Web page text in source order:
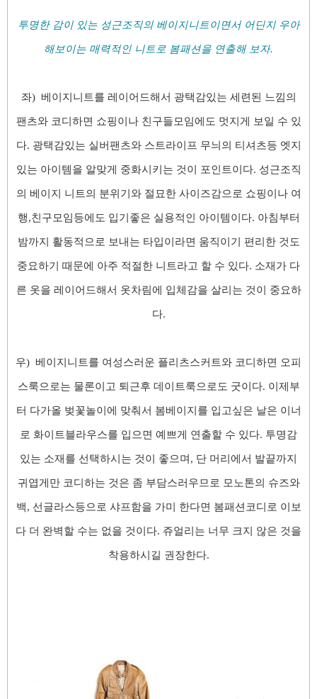
투명한 감이 있는 성근조직의 베이지니트이면서 어딘지 우아
해보이는 매력적인 니트로 봄패션을 연출해 보자.
좌) 베이지니트를 레이어드해서 광택감있는 세련된 느낌의
팬츠와 코디하면 쇼핑이나 친구들모임에도 멋지게 보일 수 있
다. 광택감있는 실버팬츠와 스트라이프 무늬의 티셔츠등 엣지
있는 아이템을 알맞게 중화시키는 것이 포인트이 다. 성근조직
의 베이지 니트의 분위기와 절묘한 사이즈감으로 쇼핑이나 여
행,친구모임등에도 입기좋은 실용적인 아이템이 다. 아침부터
밤까지 활동적으로 보내는 타입이라면 움직이기 편리한 것도
중요하기 때문에 아주 적절한 니트라고 할 수 있다. 소재가 다
른 옷을 레이어드해서 옷차림에 입체감을 살리는 것이 중요하
다.
우) 베이지니트를 여성스러운 플리츠스커트와 코디하면 오피
스룩으로는 물론이고 퇴근후 데이트룩으로도 굿이 다. 이제부
터 다가올 벚꽃놀이에 맞춰서 봄베이지를 입고싶은 날은 이너
로 화이트블라우스를 입으면 예쁘게 연출할 수 있다. 투명감
있는 소재를 선택하시는 것이 좋으며, 단 머리에서 발끝까지
귀엽게만 코디하는 것은 좀 부담스러우므로 모노톤의 슈즈와
백, 선글라스등으로 샤프함을 가미 한다면 봄패션코디로 이보
다 더 완벽할 수는 없을 것이 다. 쥬얼리는 너무 크지 않은 것을
착용하시길 권장한다.